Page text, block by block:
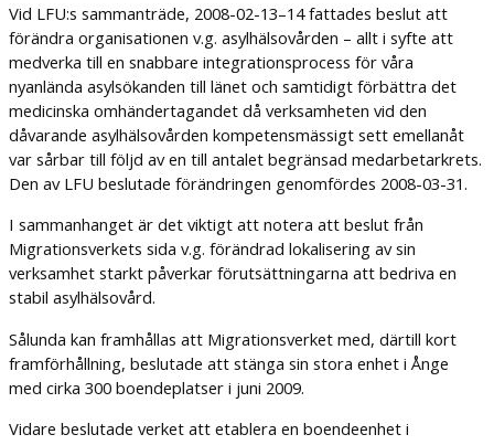
Vid LFU:s sammanträde, 2008-02-13–14 fattades beslut att
förändra organisationen v.g. asylhälsovården – allt i syfte att
medverka till en snabbare integrationsprocess för våra
nyanlända asylsökanden till länet och samtidigt förbättra det
medicinska omhändertagandet då verksamheten vid den
dåvarande asylhälsovården kompetensmässigt sett emellanåt
var sårbar till följd av en till antalet begränsad medarbetarkrets.
Den av LFU beslutade förändringen genomfördes 2008-03-31.
I sammanhanget är det viktigt att notera att beslut från
Migrationsverkets sida v.g. förändrad lokalisering av sin
verksamhet starkt påverkar förutsättningarna att bedriva en
stabil asylhälsovård.
Sålunda kan framhållas att Migrationsverket med, därtill kort
framförhållning, beslutade att stänga sin stora enhet i Ånge
med cirka 300 boendeplatser i juni 2009.
Vidare beslutade verket att etablera en boendeenhet i